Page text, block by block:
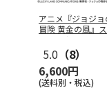
アニメ『ジョジ
冒険 黄金の風』
5.0 （8）
6,600円
(送料別・税込)